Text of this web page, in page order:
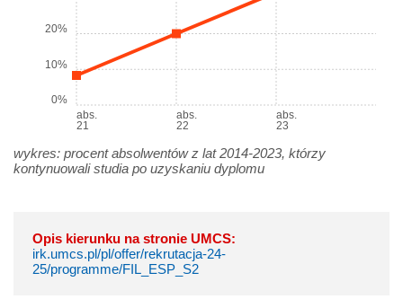
abs.
21
abs.
22
abs.
23
0%
10%
20%
wykres: procent absolwentów z lat 2014-2023, którzy
kontynuowali studia po uzyskaniu dyplomu
Opis kierunku na stronie UMCS:
irk.umcs.pl/pl/offer/rekrutacja-24-
25/programme/FIL_ESP_S2